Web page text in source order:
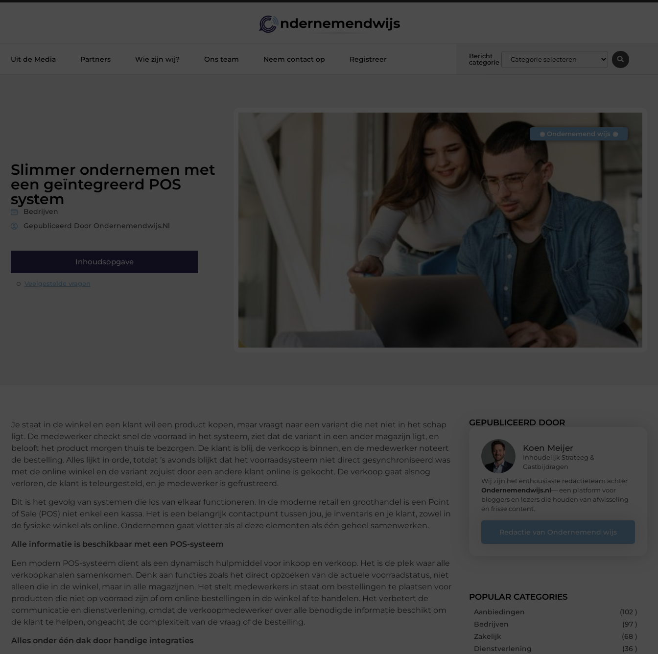
Uit de Media Partners Wie zijn wij? Ons team Neem contact op Registreer
Bericht
categorie
Slimmer ondernemen met
een geïntegreerd POS
system
Bedrijven
Gepubliceerd Door Ondernemendwijs.nl
Inhoudsopgave
Veelgestelde vragen
◉ Ondernemend wijs ◉
Je staat in de winkel en een klant wil een product kopen, maar vraagt naar een variant die net niet in het schap
ligt. De medewerker checkt snel de voorraad in het systeem, ziet dat de variant in een ander magazijn ligt, en
belooft het product morgen thuis te bezorgen. De klant is blij, de verkoop is binnen, en de medewerker noteert
de bestelling. Alles lijkt in orde, totdat ’s avonds blijkt dat het voorraadsysteem niet direct gesynchroniseerd was
met de online winkel en de variant zojuist door een andere klant online is gekocht. De verkoop gaat alsnog
verloren, de klant is teleurgesteld, en je medewerker is gefrustreerd.
Dit is het gevolg van systemen die los van elkaar functioneren. In de moderne retail en groothandel is een Point
of Sale (POS) niet enkel een kassa. Het is een belangrijk contactpunt tussen jou, je inventaris en je klant, zowel in
de fysieke winkel als online. Ondernemen gaat vlotter als al deze elementen als één geheel samenwerken.
Alle informatie is beschikbaar met een POS-systeem
Een modern POS-systeem dient als een dynamisch hulpmiddel voor inkoop en verkoop. Het is de plek waar alle
verkoopkanalen samenkomen. Denk aan functies zoals het direct opzoeken van de actuele voorraadstatus, niet
alleen die in de winkel, maar in alle magazijnen. Het stelt medewerkers in staat om bestellingen te plaatsen voor
producten die niet op voorraad zijn of om online bestellingen in de winkel af te handelen. Het verbetert de
communicatie en dienstverlening, omdat de verkoopmedewerker over alle benodigde informatie beschikt om
de klant te helpen, ongeacht de complexiteit van de vraag of de bestelling.
Alles onder één dak door handige integraties
GEPUBLICEERD DOOR
Koen Meijer
Inhoudelijk Strateeg &
Gastbijdragen
Wij zijn het enthousiaste redactieteam achter
Ondernemendwijs.nl— een platform voor
bloggers en lezers die houden van afwisseling
en frisse content.
Redactie van Ondernemend wijs
POPULAR CATEGORIES
Aanbiedingen
(102 )
Bedrijven
(97 )
Zakelijk
(68 )
Dienstverlening
(36 )